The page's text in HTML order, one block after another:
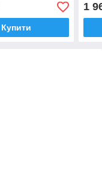
Купити
1